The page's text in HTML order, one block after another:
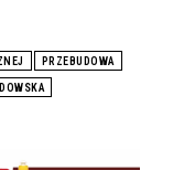
PRZEBUDOWA